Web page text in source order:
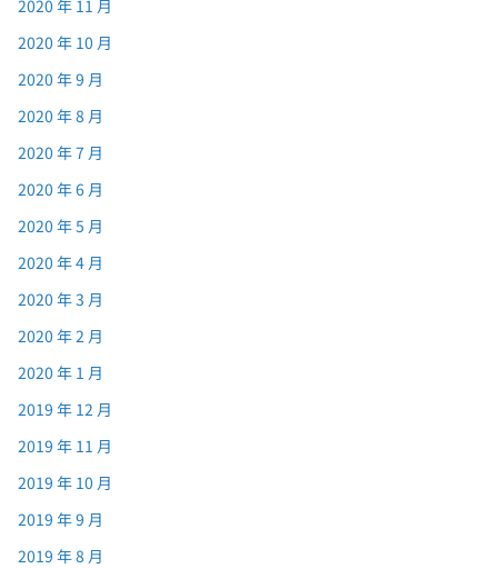
2020 年 11 月
2020 年 10 月
2020 年 9 月
2020 年 8 月
2020 年 7 月
2020 年 6 月
2020 年 5 月
2020 年 4 月
2020 年 3 月
2020 年 2 月
2020 年 1 月
2019 年 12 月
2019 年 11 月
2019 年 10 月
2019 年 9 月
2019 年 8 月